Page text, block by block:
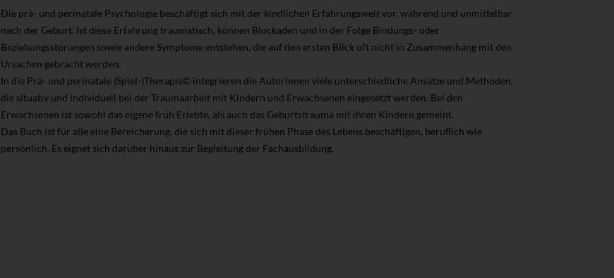
Die prä- und perinatale Psychologie beschäftigt sich mit der kindlichen Erfahrungswelt vor, während und unmittelbar
nach der Geburt. Ist diese Erfahrung traumatisch, können Blockaden und in der Folge Bindungs- oder
Beziehungsstörungen sowie andere Symptome entstehen, die auf den ersten Blick oft nicht in Zusammenhang mit den
Ursachen gebracht werden.
In die Prä- und perinatale (Spiel-)Therapie© integrieren die Autorinnen viele unterschiedliche Ansätze und Methoden,
die situativ und individuell bei der Traumaarbeit mit Kindern und Erwachsenen eingesetzt werden. Bei den
Erwachsenen ist sowohl das eigene früh Erlebte, als auch das Geburtstrauma mit ihren Kindern gemeint.
Das Buch ist für alle eine Bereicherung, die sich mit dieser frühen Phase des Lebens beschäftigen, beruflich wie
persönlich. Es eignet sich darüber hinaus zur Begleitung der Fachausbildung.